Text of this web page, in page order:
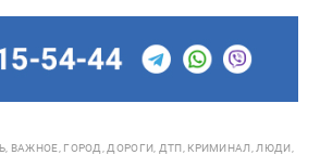
ВАЖНОЕ ГОРОД ДОРОГИ ДТП КРИМИНАЛ ЛЮДИ